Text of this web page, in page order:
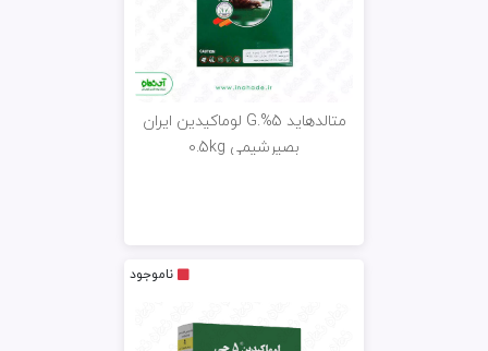
متالدهاید G.%5 لوماکیدین ایران
بصیرشیمی 0.5kg
ناموجود